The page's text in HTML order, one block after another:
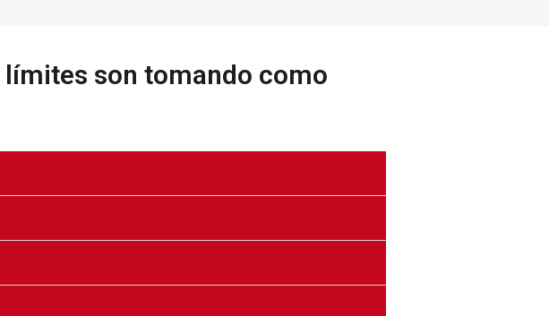
‌son‌ ‌tomando‌ ‌como‌